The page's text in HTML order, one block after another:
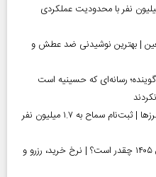
معلولیت در ایران | بیش از ۱۰.۵ میلیون نفر با محدودیت عملکردی
| بهترین نوشیدنی ضد عطش و
گوینده؛ رسانه‌ای که حسینیه است
آغاز رسمی برنامه‌های اربعین ۱۴۰۵ در مرز‌ها | ثبت‌نام سماح به ۱.۷ میلیون نفر
قیمت قبر در بهشت زهرا (س) در سال ۱۴۰۵ چقدر است؟ | نرخ خرید، رزرو و